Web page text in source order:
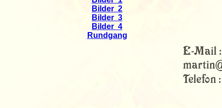
Bilder 2
Bilder 3
Bilder 4
Rundgang